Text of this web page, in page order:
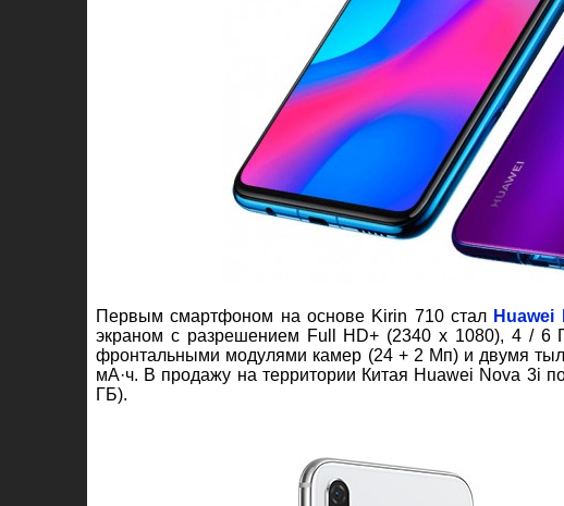
Первым смартфоном на основе Kirin 710 стал Huawei
экраном с разрешением Full HD+ (2340 x 1080), 4 / 6
фронтальными модулями камер (24 + 2 Мп) и двумя
мА·ч. В продажу на территории Китая Huawei Nova 3i
ГБ).